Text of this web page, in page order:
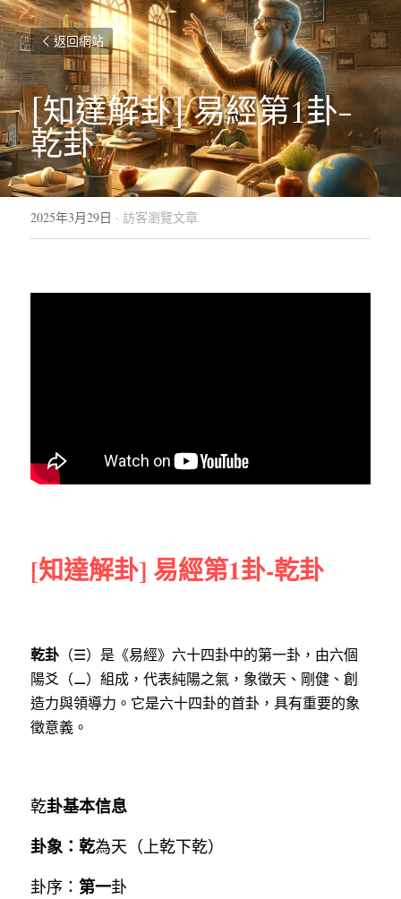
返回網站
[知達解卦] 易經第1卦-
乾卦
2025年3月29日 · 訪客瀏覽文章
[知達解卦] 易經第1卦-乾卦
乾卦 （☰）是《易經》六十四卦中的第一卦，由六個
陽爻（⚊）組成，代表純陽之氣，象徵天、剛健、創
造力與領導力。它是六十四卦的首卦，具有重要的象
徵意義。
乾卦基本信息
卦象：乾為天（上乾下乾）
卦序： 第一卦